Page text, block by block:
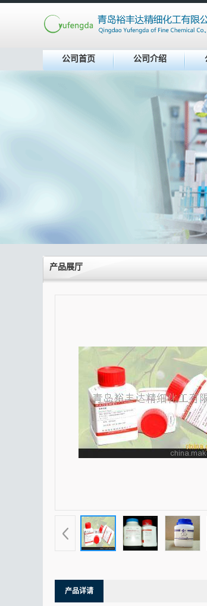
公司首页 公司介绍
产品展厅
产品详请